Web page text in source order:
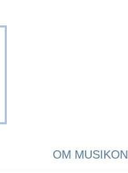
OM MUSIKON